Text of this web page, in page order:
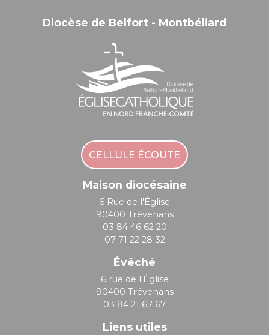
Diocèse de Belfort - Montbéliard
CELLULE ÉCOUTE
Maison diocésaine
6 Rue de l'Église
90400 Trévénans
03 84 46 62 20
07 71 22 28 32
Évêché
6 rue de l'Église
90400 Trévenans
03 84 21 67 67
Liens utiles